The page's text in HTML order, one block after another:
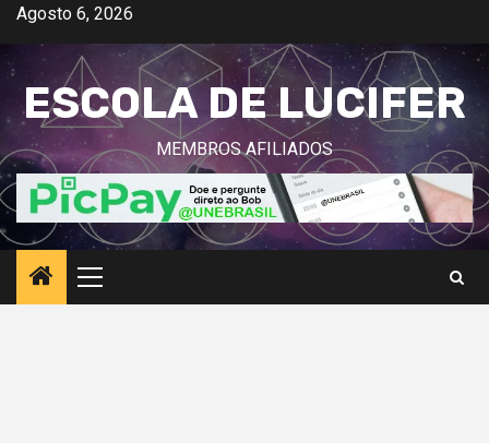
Avançar
o
conteúdo
Agosto 6, 2026
ESCOLA DE LUCIFER
MEMBROS AFILIADOS
Menu
principal